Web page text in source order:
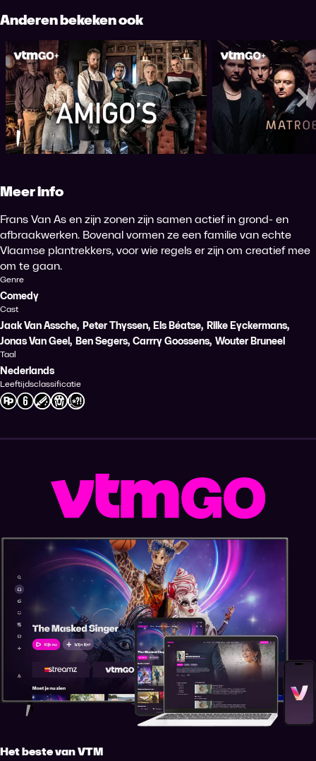
Anderen bekeken ook
Amigo's
Meer info
Frans Van As en zijn zonen zijn samen actief in grond- en
afbraakwerken. Bovenal vormen ze een familie van echte
Vlaamse plantrekkers, voor wie regels er zijn om creatief mee
om te gaan.
Genre
Comedy
Cast
Jaak Van Assche, Peter Thyssen, Els Béatse, Rilke Eyckermans,
Jonas Van Geel, Ben Segers, Carrry Goossens, Wouter Bruneel
Taal
Nederlands
Leeftijdsclassificatie
Het beste van VTM